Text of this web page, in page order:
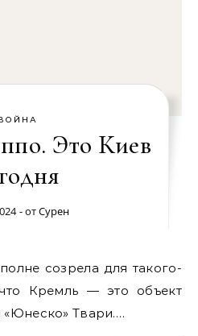
Это Киев
- отСурен
Кремль — это объект
«Юнеско» Твари….